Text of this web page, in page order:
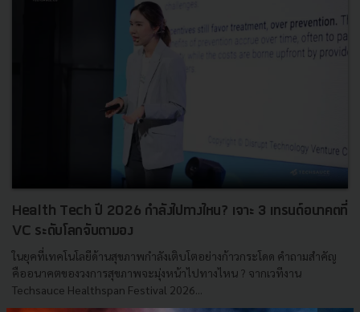
Health Tech ปี 2026 กำลังไปทางไหน? เจาะ 3 เทรนด์อนาคตที่
VC ระดับโลกจับตามอง
ในยุคที่เทคโนโลยีด้านสุขภาพกำลังเติบโตอย่างก้าวกระโดด คำถามสำคัญ
คืออนาคตของวงการสุขภาพจะมุ่งหน้าไปทางไหน ? จากเวทีงาน
Techsauce Healthspan Festival 2026...